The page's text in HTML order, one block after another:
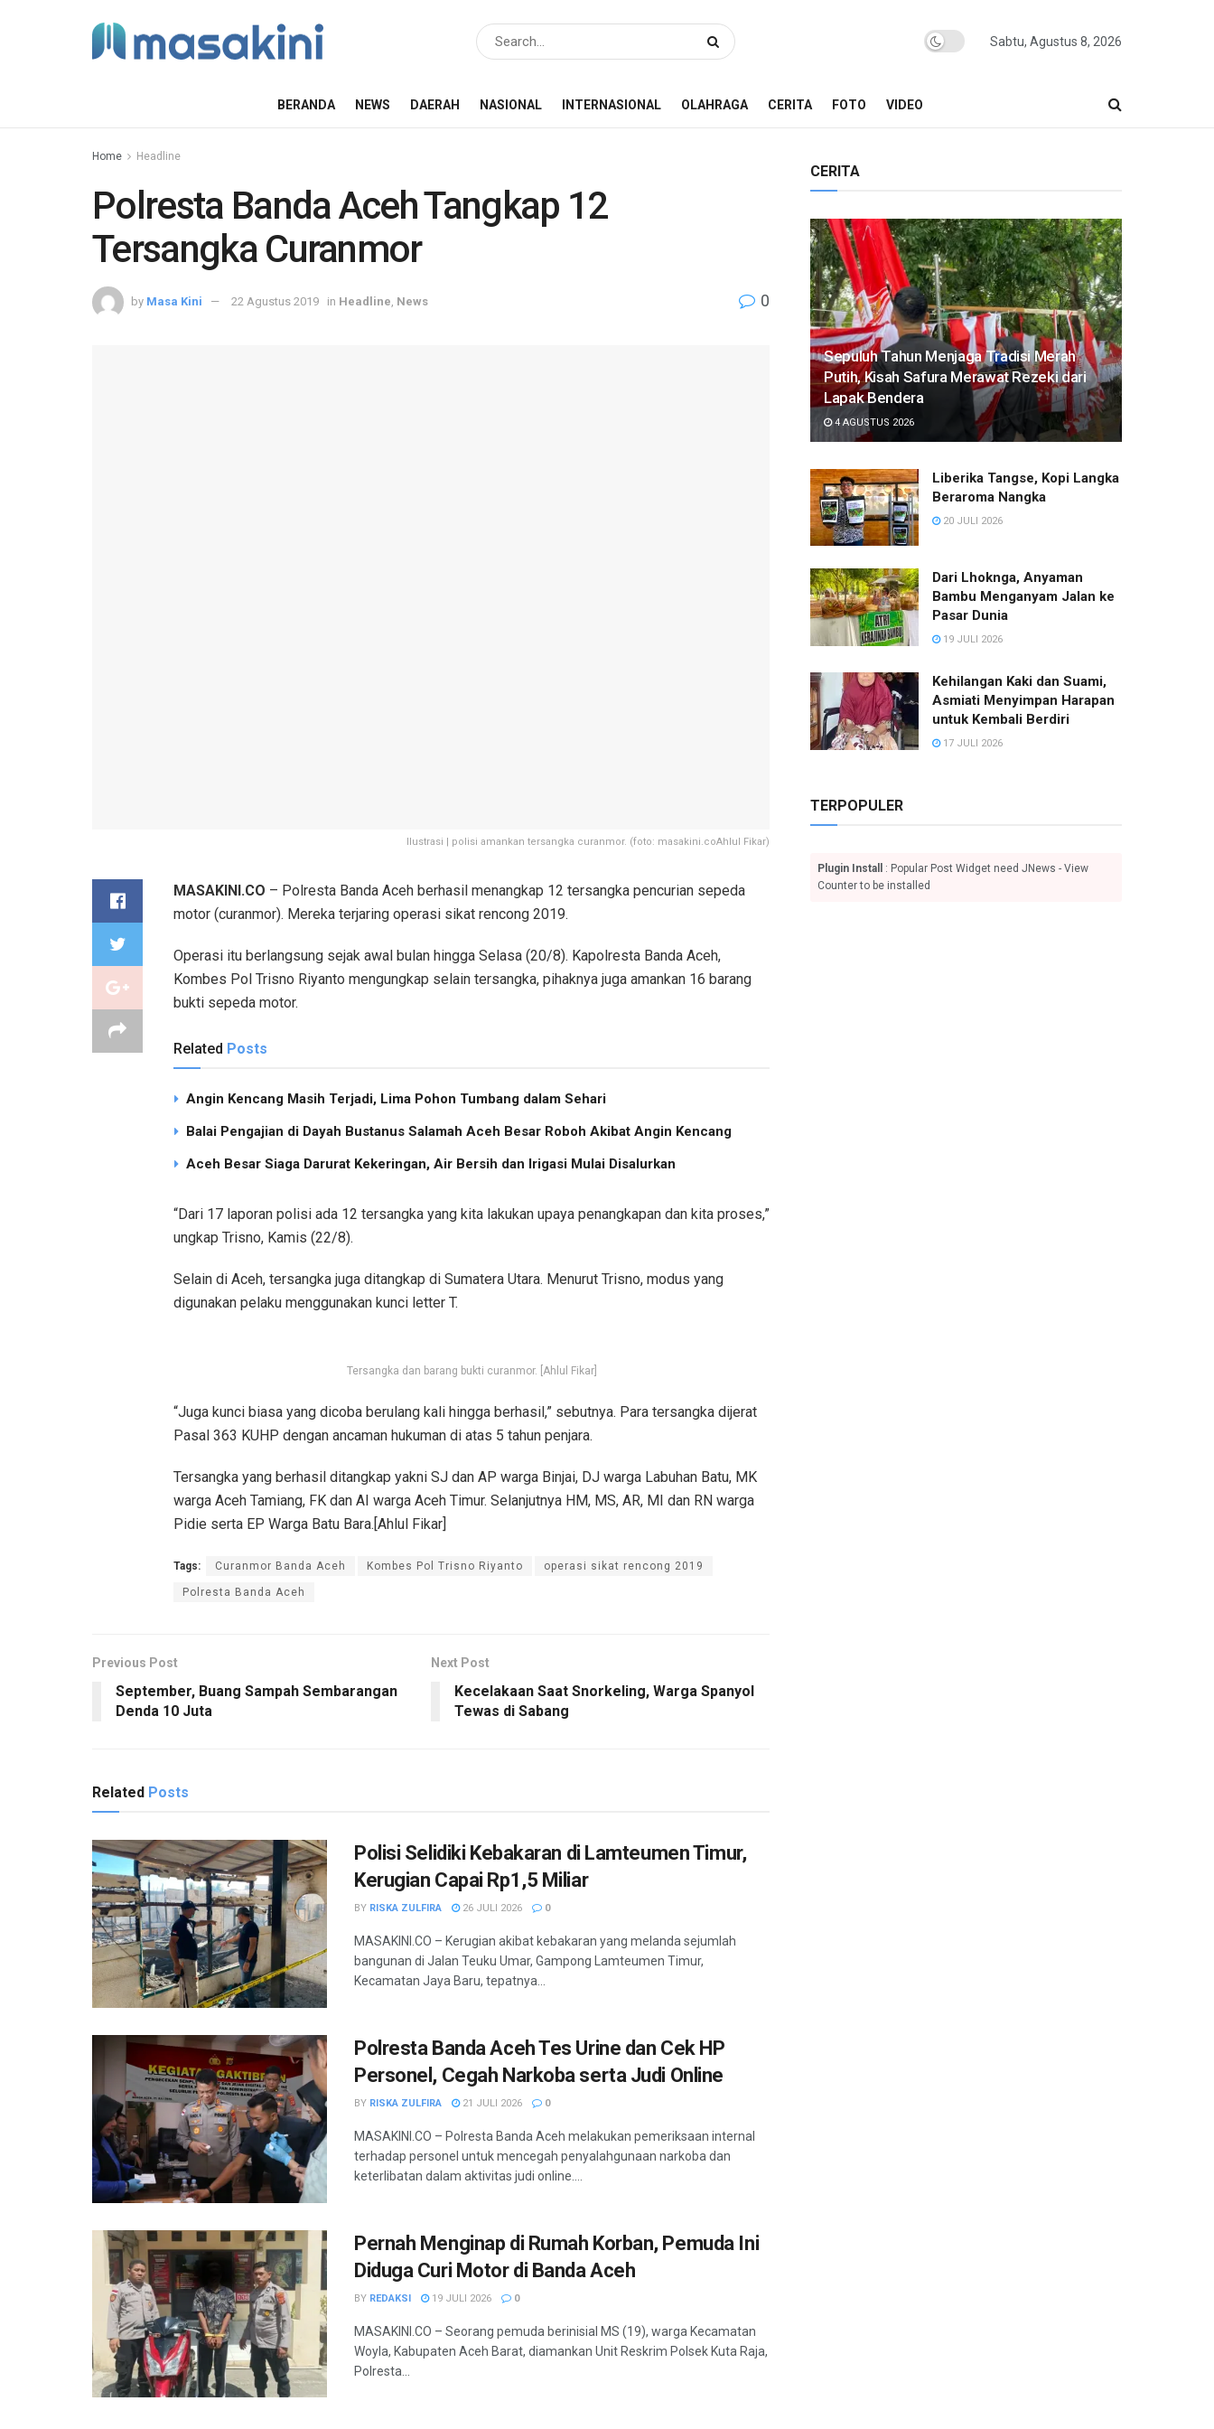
Sabtu, Agustus 8, 2026
BERANDA NEWS DAERAH NASIONAL INTERNASIONAL OLAHRAGA CERITA FOTO VIDEO
Home Headline
Polresta Banda Aceh Tangkap 12
Tersangka Curanmor
by Masa Kini 22 Agustus 2019 in Headline News 0
Ilustrasi | polisi amankan tersangka curanmor. (foto: masakini.coAhlul Fikar)
MASAKINI.CO – Polresta Banda Aceh berhasil menangkap 12 tersangka pencurian sepeda
motor (curanmor). Mereka terjaring operasi sikat rencong 2019.
Operasi itu berlangsung sejak awal bulan hingga Selasa (20/8). Kapolresta Banda Aceh,
Kombes Pol Trisno Riyanto mengungkap selain tersangka, pihaknya juga amankan 16 barang
bukti sepeda motor.
Related Posts
Angin Kencang Masih Terjadi, Lima Pohon Tumbang dalam Sehari
Balai Pengajian di Dayah Bustanus Salamah Aceh Besar Roboh Akibat Angin Kencang
Aceh Besar Siaga Darurat Kekeringan, Air Bersih dan Irigasi Mulai Disalurkan
“Dari 17 laporan polisi ada 12 tersangka yang kita lakukan upaya penangkapan dan kita proses,”
ungkap Trisno, Kamis (22/8).
Selain di Aceh, tersangka juga ditangkap di Sumatera Utara. Menurut Trisno, modus yang
digunakan pelaku menggunakan kunci letter T.
Tersangka dan barang bukti curanmor. [Ahlul Fikar]
“Juga kunci biasa yang dicoba berulang kali hingga berhasil,” sebutnya. Para tersangka dijerat
Pasal 363 KUHP dengan ancaman hukuman di atas 5 tahun penjara.
Tersangka yang berhasil ditangkap yakni SJ dan AP warga Binjai, DJ warga Labuhan Batu, MK
warga Aceh Tamiang, FK dan AI warga Aceh Timur. Selanjutnya HM, MS, AR, MI dan RN warga
Pidie serta EP Warga Batu Bara.[Ahlul Fikar]
Tags: Curanmor Banda Aceh Kombes Pol Trisno Riyanto operasi sikat rencong 2019
Polresta Banda Aceh
Previous Post
September, Buang Sampah Sembarangan
Denda 10 Juta
Next Post
Kecelakaan Saat Snorkeling, Warga Spanyol
Tewas di Sabang
Related Posts
Polisi Selidiki Kebakaran di Lamteumen Timur,
Kerugian Capai Rp1,5 Miliar
BY RISKA ZULFIRA 26 JULI 2026 0
MASAKINI.CO – Kerugian akibat kebakaran yang melanda sejumlah
bangunan di Jalan Teuku Umar, Gampong Lamteumen Timur,
Kecamatan Jaya Baru, tepatnya...
Polresta Banda Aceh Tes Urine dan Cek HP
Personel, Cegah Narkoba serta Judi Online
BY RISKA ZULFIRA 21 JULI 2026 0
MASAKINI.CO – Polresta Banda Aceh melakukan pemeriksaan internal
terhadap personel untuk mencegah penyalahgunaan narkoba dan
keterlibatan dalam aktivitas judi online....
Pernah Menginap di Rumah Korban, Pemuda Ini
Diduga Curi Motor di Banda Aceh
BY REDAKSI 19 JULI 2026 0
MASAKINI.CO – Seorang pemuda berinisial MS (19), warga Kecamatan
Woyla, Kabupaten Aceh Barat, diamankan Unit Reskrim Polsek Kuta Raja,
Polresta...
CERITA
Sepuluh Tahun Menjaga Tradisi Merah
Putih, Kisah Safura Merawat Rezeki dari
Lapak Bendera
4 AGUSTUS 2026
Liberika Tangse, Kopi Langka
Beraroma Nangka
20 JULI 2026
Dari Lhoknga, Anyaman
Bambu Menganyam Jalan ke
Pasar Dunia
19 JULI 2026
Kehilangan Kaki dan Suami,
Asmiati Menyimpan Harapan
untuk Kembali Berdiri
17 JULI 2026
TERPOPULER
Plugin Install
: Popular Post Widget need JNews - View
Counter to be installed